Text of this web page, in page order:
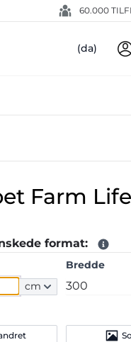
60.000
(da)
Farm Life
format:
cm
Bredde